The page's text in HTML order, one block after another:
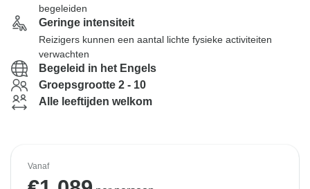
begeleiden
Geringe intensiteit
Reizigers kunnen een aantal lichte fysieke activiteiten
verwachten
Begeleid in het Engels
Groepsgrootte 2 - 10
Alle leeftijden welkom
Vanaf